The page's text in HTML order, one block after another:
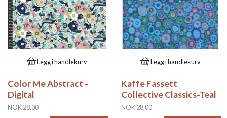
Legg i handlekurv
Color Me Abstract -
Digital
NOK 28,00
Legg i handlekurv
Kaffe Fassett
Collective Classics-Teal
NOK 28,00